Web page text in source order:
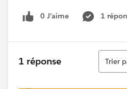
0 J’aime 1
1 réponse
Tri
Trier